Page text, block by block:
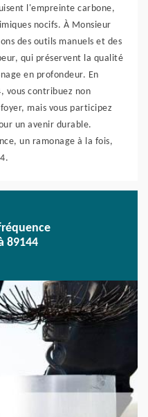
l'empreinte carbone,
nocifs. À Monsieur
des outils manuels et des
qui préservent la qualité
en profondeur. En
vous contribuez non
mais vous participez
un avenir durable.
un ramonage à la fois,
89144